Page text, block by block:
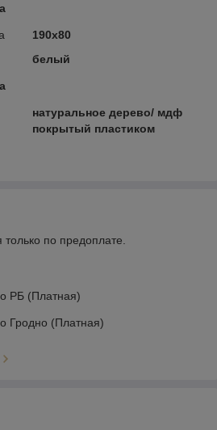
190х80
белый
натуральное дерево/ мдф
покрытый пластиком
по предоплате.
РБ (Платная)
Гродно (Платная)